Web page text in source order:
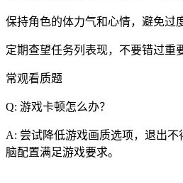
保持角色的体力气和心情，避免过
定期查望任务列表现，不要错过重
常观看质题
Q: 游戏卡顿怎么办？
A: 尝试降低游戏画质选项，退出
脑配置满足游戏要求。